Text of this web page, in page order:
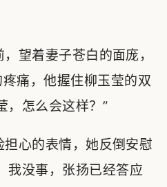
望着妻子苍白的面庞，
痛，他握住柳玉莹的双
，怎么会这样？”
心的表情，她反倒安慰
我没事，张扬已经答应